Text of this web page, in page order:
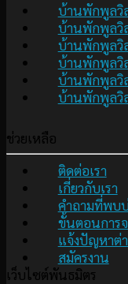
บ้านพักพูลวิ
บ้านพักพูลวิ
บ้านพักพูลวิ
บ้านพักพูลวิ
บ้านพักพูลวิ
บ้านพักพูลวิ
ช่วยเหลือ
ติดต่อเรา
เกี่ยวกับเรา
คำถามที่พบ
ขั้นตอนการ
แจ้งปัญหาต่
สมัครงาน
เว็บไซต์พันธมิตร